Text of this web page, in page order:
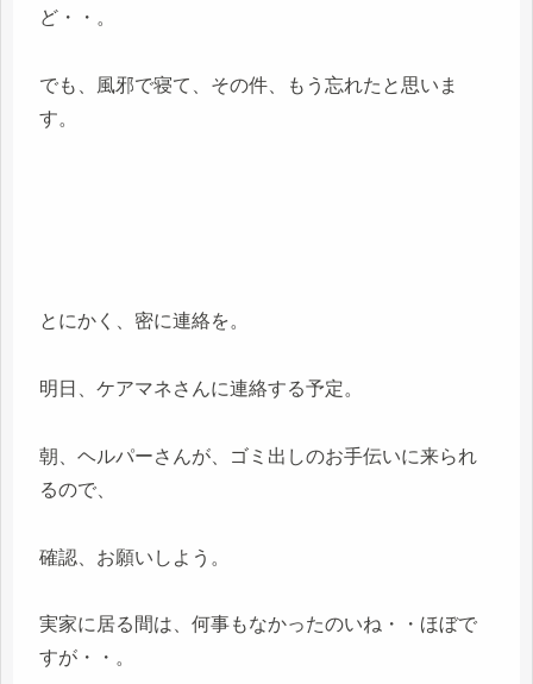
ど・・。
でも、風邪で寝て、その件、もう忘れたと思いま
す。
とにかく、密に連絡を。
明日、ケアマネさんに連絡する予定。
朝、ヘルパーさんが、ゴミ出しのお手伝いに来られ
るので、
確認、お願いしよう。
実家に居る間は、何事もなかったのいね・・ほぼで
すが・・。